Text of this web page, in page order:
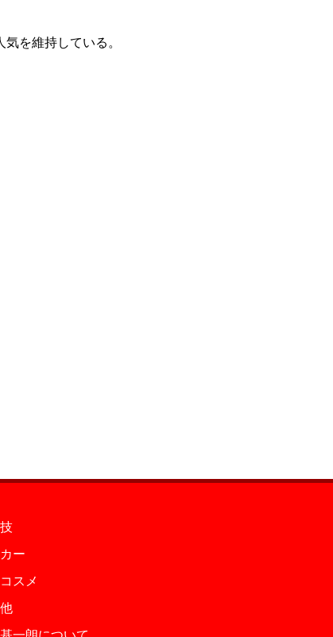
を維持している。
ー
スメ